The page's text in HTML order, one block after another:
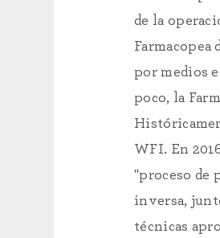
de la
por medios
poco, la
WFI. En
"proceso de
inversa,
técnicas